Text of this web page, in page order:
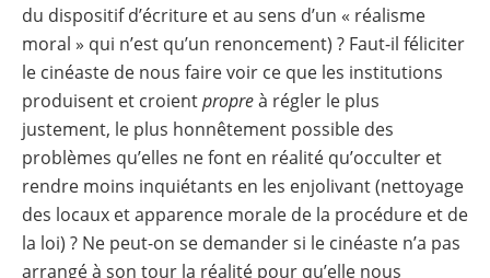
du dispositif d’écriture et au sens d’un « réalisme
moral » qui n’est qu’un renoncement) ? Faut-il féliciter
le cinéaste de nous faire voir ce que les institutions
produisent et croientpropreà régler le plus
justement, le plus honnêtement possible des
problèmes qu’elles ne font en réalité qu’occulter et
rendre moins inquiétants en les enjolivant (nettoyage
des locaux et apparence morale de la procédure et de
la loi) ? Ne peut-on se demander si le cinéaste n’a pas
arrangé à son tour la réalité pour qu’elle nous